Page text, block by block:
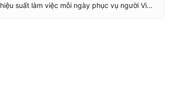
hiệu suất làm việc mỗi ngày phục vụ người Việt